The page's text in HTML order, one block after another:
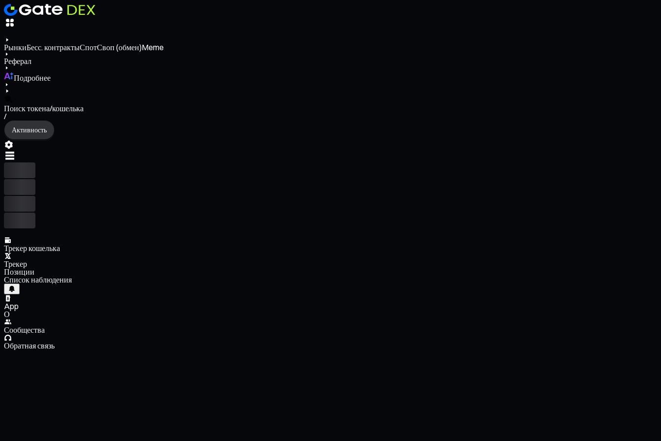
РынкиБесс. контрактыСпотСвоп (обмен)Meme
Реферал
Подробнее
Поиск токена/кошелька
/
Активность
Трекер кошелька
Трекер
Позиции
Список наблюдения
App
О
Сообщества
Обратная связь